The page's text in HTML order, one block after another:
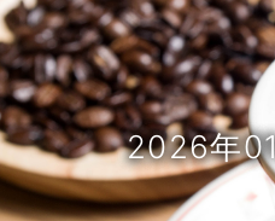
2026年